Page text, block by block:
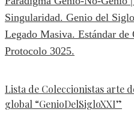
Lista de Coleccionistas arte
global “GenioDelSigloXXI”